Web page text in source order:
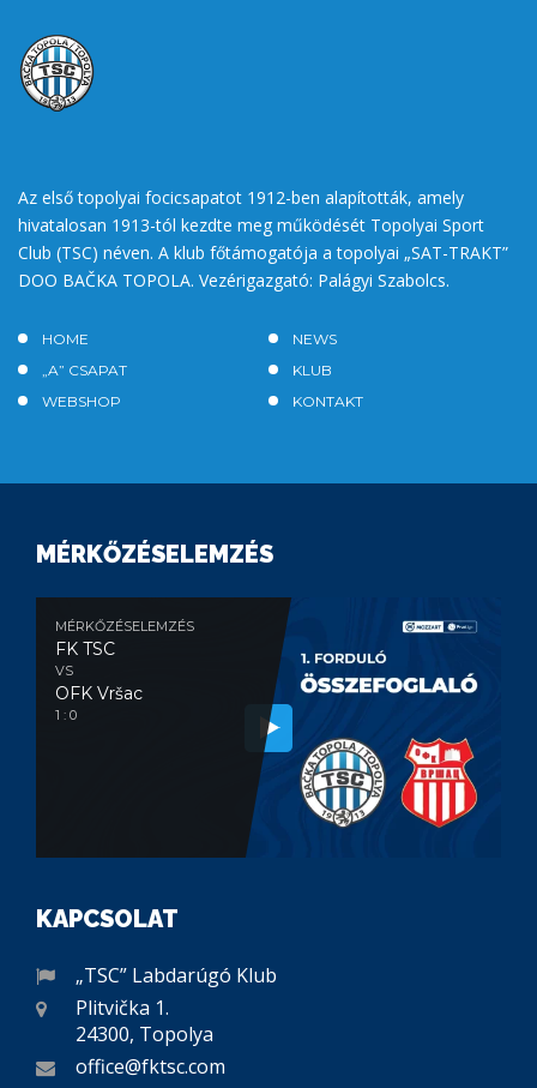
Az első topolyai focicsapatot 1912-ben alapították, amely
hivatalosan 1913-tól kezdte meg működését Topolyai Sport
Club (TSC) néven. A klub főtámogatója a topolyai „SAT-TRAKT”
DOO BAČKA TOPOLA. Vezérigazgató: Palágyi Szabolcs.
HOME
NEWS
„A” CSAPAT
KLUB
WEBSHOP
KONTAKT
MÉRKŐZÉSELEMZÉS
MÉRKŐZÉSELEMZÉS
FK TSC
VS
OFK Vršac
1 : 0
KAPCSOLAT
„TSC” Labdarúgó Klub
Plitvička 1.
24300, Topolya
office@fktsc.com